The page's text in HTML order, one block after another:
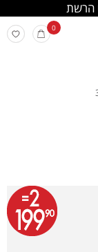
הרשת
0